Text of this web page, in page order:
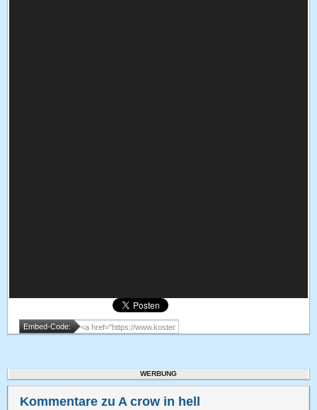
Embed-Code:
WERBUNG
Kommentare zu A crow in hell